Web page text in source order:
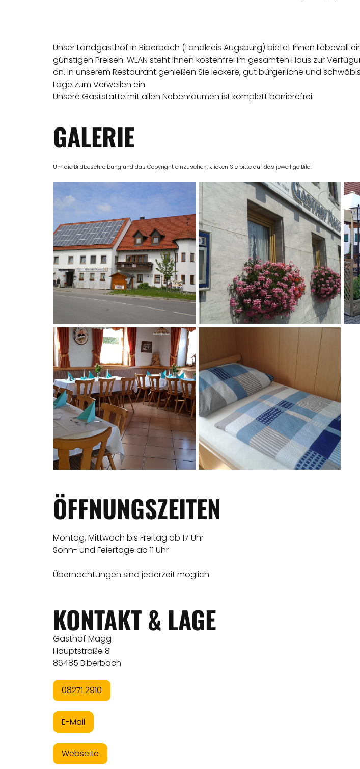
Unser Landgasthof in Biberbach (Landkreis Augsburg) bietet Ihnen liebevoll
günstigen Preisen. WLAN steht Ihnen kostenfrei im gesamten Haus zur
an. In unserem Restaurant genießen Sie leckere, gut bürgerliche und
Lage zum Verweilen ein.
Unsere Gaststätte mit allen Nebenräumen ist komplett barrierefrei.
GALERIE
Um die Bildbeschreibung und das Copyright einzusehen, klicken Sie bitte auf das jeweilige Bild.
ÖFFNUNGSZEITEN
Montag, Mittwoch bis Freitag ab 17 Uhr
Sonn- und Feiertage ab 11 Uhr
Übernachtungen sind jederzeit möglich
KONTAKT & LAGE
Gasthof Magg
Hauptstraße 8
86485 Biberbach
08271 2910
E-Mail
Webseite